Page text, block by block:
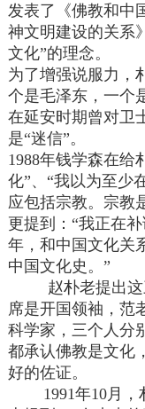
发表了《佛教和中
神文明建设的关系
文化”的理念。
为了增强说服力，
个是毛泽东，一个
在延安时期曾对卫
是“迷信”。
1988年钱学森在给
化”、“我以为至少
应包括宗教。宗教
更提到：“我正在
年，和中国文化关
中国文化史。”
赵朴老提出这三
席是开国领袖，范
科学家，三个人分
都承认佛教是文化
好的佐证。
1991年10月，